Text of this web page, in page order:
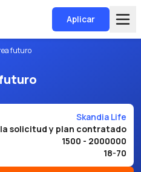
Aplicar
futuro
Skandia Life
solicitud y plan contratado
1500 - 2000000
18-70